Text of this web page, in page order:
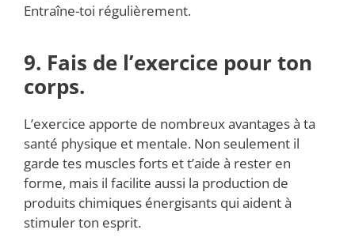
Entraîne-toi régulièrement.
9. Fais de l’exercice pour ton
corps.
L’exercice apporte de nombreux avantages à ta
santé physique et mentale. Non seulement il
garde tes muscles forts et t’aide à rester en
forme, mais il facilite aussi la production de
produits chimiques énergisants qui aident à
stimuler ton esprit.